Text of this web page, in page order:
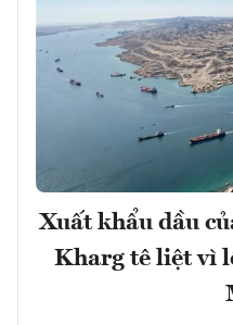
Xuất khẩu dầu
Kharg tê liệt vì